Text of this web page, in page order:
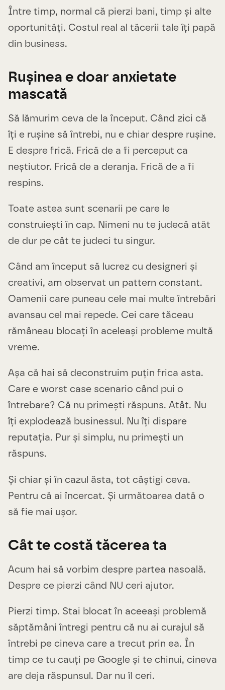
Între timp, normal că pierzi bani, timp și alte
oportunități. Costul real al tăcerii tale îți papă
din business.
Rușinea e doar anxietate
mascată
Să lămurim ceva de la început. Când zici că
îți e rușine să întrebi, nu e chiar despre rușine.
E despre frică. Frică de a fi perceput ca
neștiutor. Frică de a deranja. Frică de a fi
respins.
Toate astea sunt scenarii pe care le
construiești în cap. Nimeni nu te judecă atât
de dur pe cât te judeci tu singur.
Când am început să lucrez cu designeri și
creativi, am observat un pattern constant.
Oamenii care puneau cele mai multe întrebări
avansau cel mai repede. Cei care tăceau
rămâneau blocați în aceleași probleme multă
vreme.
Așa că hai să deconstruim puțin frica asta.
Care e worst case scenario când pui o
întrebare? Că nu primești răspuns. Atât. Nu
îți explodează businessul. Nu îți dispare
reputația. Pur și simplu, nu primești un
răspuns.
Și chiar și în cazul ăsta, tot câștigi ceva.
Pentru că ai încercat. Și următoarea dată o
să fie mai ușor.
Cât te costă tăcerea ta
Acum hai să vorbim despre partea nasoală.
Despre ce pierzi când NU ceri ajutor.
Pierzi timp. Stai blocat în aceeași problemă
săptămâni întregi pentru că nu ai curajul să
întrebi pe cineva care a trecut prin ea. În
timp ce tu cauți pe Google și te chinui, cineva
are deja răspunsul. Dar nu îl ceri.